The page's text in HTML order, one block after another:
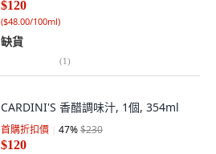
$120
($48.00/100ml)
缺貨
(1)
CARDINI'S 香醋調味汁, 1個, 354ml
首購折扣價 47%$230
$120